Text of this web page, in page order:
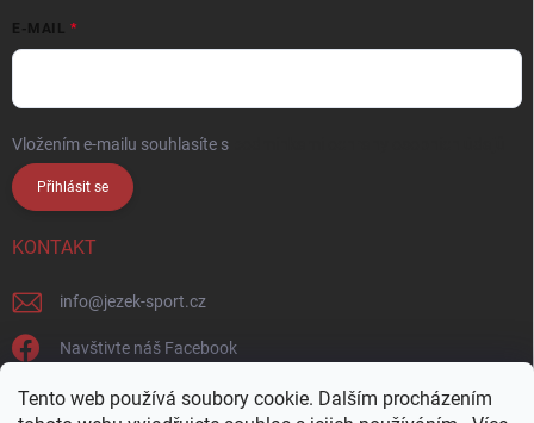
Tento web používá soubory cookie. Dalším procházením
E-MAIL
Vložením e-mailu souhlasíte s
Přihlásit se
KONTAKT
info@jezek-sport.cz
Navštivte náš Facebook
jezek_sport_np/